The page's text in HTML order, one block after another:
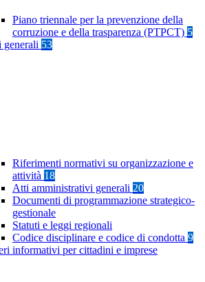
Piano triennale per la prevenzione della
corruzione e della trasparenza (PTPCT) 5
generali 53
Riferimenti normativi su organizzazione e
attività 18
Atti amministrativi generali 20
Documenti di programmazione strategico-
gestionale
Statuti e leggi regionali
Codice disciplinare e codice di condotta 9
informativi per cittadini e imprese